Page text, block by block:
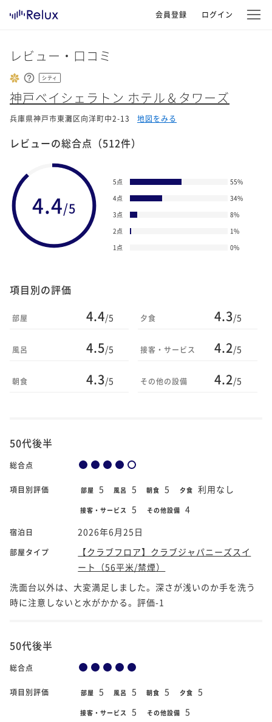
会員登録 ログイン
レビュー・口コミ
シティ
神戸ベイシェラトン ホテル＆タワーズ
兵庫県神戸市東灘区向洋町中2-13 地図をみる
レビューの総合点 （512件）
4.4/5
5点 55%
4点
34%
3点
8%
2点
1%
1点
0%
項目別の評価
部屋 4.4/5
風呂 4.5/5
朝食 4.3/5
夕食 4.3/5
接客・サービス 4.2/5
その他の設備 4.2/5
50代後半
総合点
項目別評価 部屋 5 風呂 5 朝食 5 夕食 利用なし
接客・サービス 5 その他設備 4
宿泊日 2026年6月25日
部屋タイプ
【クラブフロア】クラブジャパニーズスイ
ート（56平米/禁煙）
洗面台以外は、大変満足しました。深さが浅いのか手を洗う
時に注意しないと水がかかる。評価-1
50代後半
総合点
項目別評価 部屋 5 風呂 5 朝食 5 夕食 5
接客・サービス 5 その他設備 5